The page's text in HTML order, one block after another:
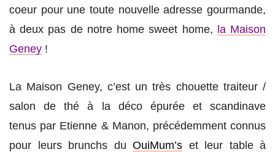
coeur pour une toute nouvelle adresse gourmande,
à deux pas de notre home sweet home, la Maison
Geney !
La Maison Geney, c’est un très chouette traiteur /
salon de thé à la déco épurée et scandinave
tenus par Etienne & Manon, précédemment connus
pour leurs brunchs du OuiMum’s et leur table à